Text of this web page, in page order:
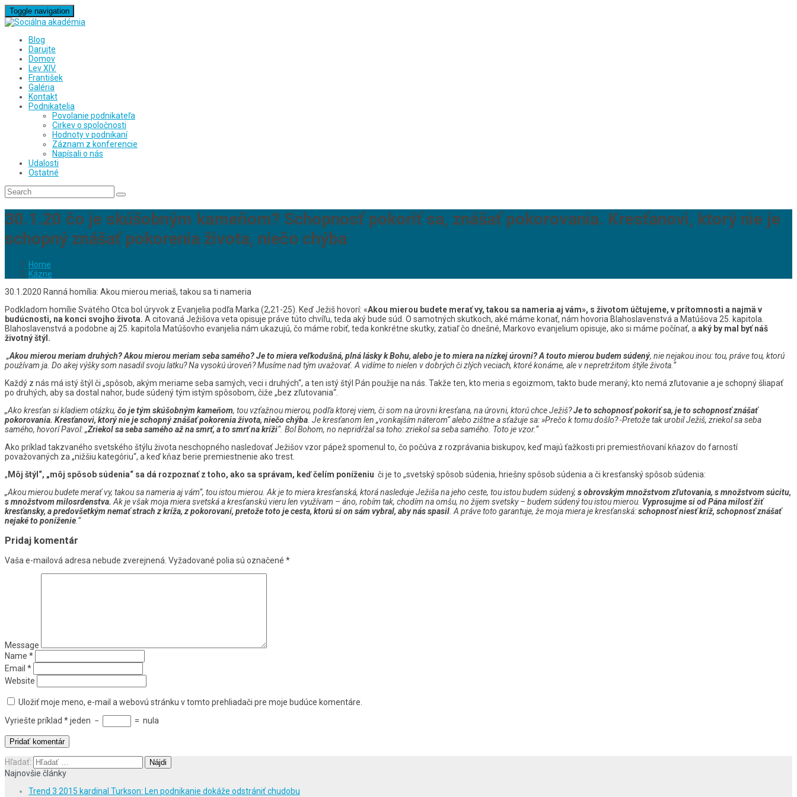
Toggle navigation
Blog
Darujte
Domov
Lev XIV.
František
Galéria
Kontakt
Podnikatelia
Povolanie podnikateľa
Cirkev o spoločnosti
Hodnoty v podnikaní
Záznam z konferencie
Napísali o nás
Udalosti
Ostatné
30.1.20 čo je skúšobným kameňom? Schopnosť pokoriť sa, znášať pokorovania. Kresťanovi, ktorý nie je
schopný znášať pokorenia života, niečo chýba
Home
Kázne
30.1.2020 Ranná homília: Akou mierou meriaš, takou sa ti nameria
Podkladom homílie Svätého Otca bol úryvok z Evanjelia podľa Marka (2,21-25). Keď Ježiš hovorí: «Akou mierou budete merať vy, takou sa nameria aj vám», s životom účtujeme, v prítomnosti a najmä v
budúcnosti, na konci svojho života. A citovaná Ježišova veta opisuje práve túto chvíľu, teda aký bude súd. O samotných skutkoch, aké máme konať, nám hovoria Blahoslavenstvá a Matúšova 25. kapitola.
Blahoslavenstvá a podobne aj 25. kapitola Matúšovho evanjelia nám ukazujú, čo máme robiť, teda konkrétne skutky, zatiaľ čo dnešné, Markovo evanjelium opisuje, ako si máme počínať, a aký by mal byť náš
životný štýl.
„Akou mierou meriam druhých? Akou mierou meriam seba samého? Je to miera veľkodušná, plná lásky k Bohu, alebo je to miera na nízkej úrovni?A touto mierou budem súdený, nie nejakou inou: tou, práve tou, ktorú
používam ja. Do akej výšky som nasadil svoju latku? Na vysokú úroveň? Musíme nad tým uvažovať. A vidíme to nielen v dobrých či zlých veciach, ktoré konáme, ale v nepretržitom štýle života.“
Každý z nás má istý štýl či „spôsob, akým meriame seba samých, veci i druhých“, a ten istý štýl Pán použije na nás. Takže ten, kto meria s egoizmom, takto bude meraný; kto nemá zľutovanie a je schopný šliapať
po druhých, aby sa dostal nahor, bude súdený tým istým spôsobom, čiže „bez zľutovania“.
„Ako kresťan si kladiem otázku, čo je tým skúšobným kameňom, tou vzťažnou mierou, podľa ktorej viem, či som na úrovni kresťana, na úrovni, ktorú chce Ježiš?Je to schopnosť pokoriť sa, je to schopnosť znášať
pokorovania. Kresťanovi, ktorý nie je schopný znášať pokorenia života, niečo chýba . Je kresťanom len „vonkajším náterom“ alebo zištnea sťažuje sa: »Prečo k tomu došlo?-Pretože tak urobil Ježiš, zriekol sa seba
samého, hovorí Pavol: „Zriekol sa seba samého až na smrť, a to smrť na kríži“. Bol Bohom, no nepridŕžal sa toho: zriekol sa seba samého. Toto je vzor.“
Ako príklad takzvaného svetského štýlu života neschopného nasledovať Ježišov vzor pápež spomenul to, čo počúva z rozprávania biskupov, keď majú ťažkosti pri premiestňovaní kňazov do farností
považovaných za „nižšiu kategóriu“, a keď kňaz berie premiestnenie ako trest.
„Môj štýl“, „môj spôsob súdenia“ sa dá rozpoznať z toho, ako sa správam, keď čelím poníženiu či je to „svetský spôsob súdenia, hriešny spôsob súdenia a či kresťanský spôsob súdenia:
„Akou mierou budete merať vy, takou sa nameria aj vám“, tou istou mierou. Ak je to miera kresťanská, ktorá nasleduje Ježiša na jeho ceste, tou istou budem súdený, s obrovským množstvom zľutovania, s množstvom súcitu,
s množstvom milosrdenstva. Ak je však moja miera svetská a kresťanskú vieru len využívam – áno, robím tak, chodím na omšu, no žijem svetsky – budem súdený tou istou mierou. Vyprosujme si od Pána milosť žiť
kresťansky, a predovšetkým nemať strach z kríža, z pokorovaní, pretože toto je cesta, ktorú si on sám vybral, aby nás spasil . A práve toto garantuje, že moja miera je kresťanská:schopnosť niesť kríž, schopnosť znášať
nejaké to poníženie .“
Pridaj komentár
Vaša e-mailová adresa nebude zverejnená. Vyžadované polia sú označené *
Message
Name *
Email *
Website
Uložiť moje meno, e-mail a webovú stránku v tomto prehliadači pre moje budúce komentáre.
Vyriešte príklad *jeden − = nula
Hľadať:
Najnovšie články
Trend 3 2015 kardinal Turkson: Len podnikanie dokáže odstrániť chudobu